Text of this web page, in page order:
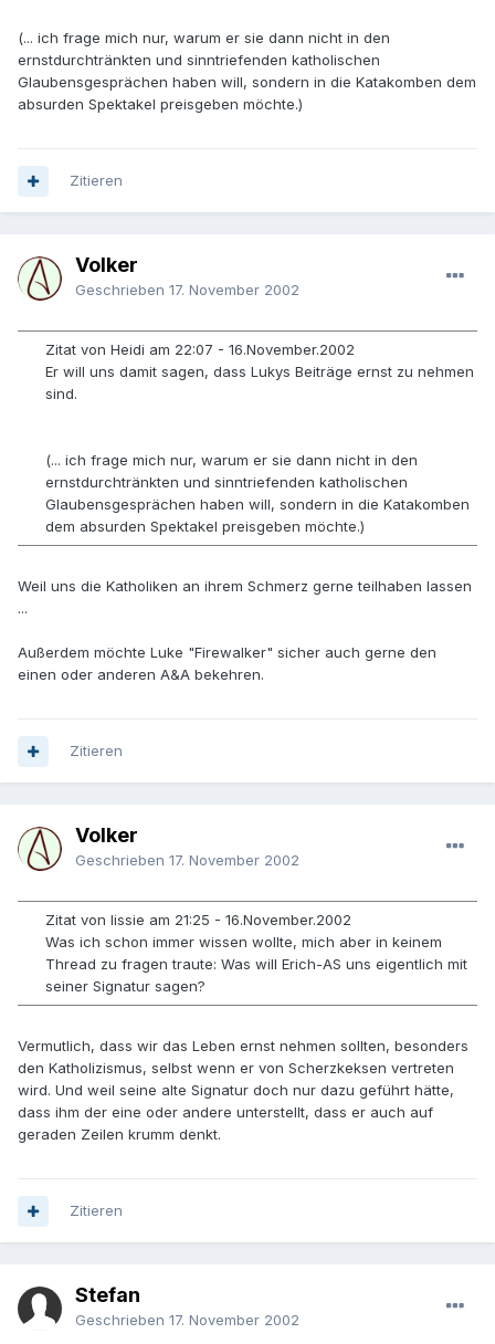
(... ich frage mich nur, warum er sie dann nicht in den
ernstdurchtränkten und sinntriefenden katholischen
Glaubensgesprächen haben will, sondern in die Katakomben dem
absurden Spektakel preisgeben möchte.)
Zitieren
Volker
Geschrieben 17. November 2002
Zitat von Heidi am 22:07 - 16.November.2002
Er will uns damit sagen, dass Lukys Beiträge ernst zu nehmen
sind.
(... ich frage mich nur, warum er sie dann nicht in den
ernstdurchtränkten und sinntriefenden katholischen
Glaubensgesprächen haben will, sondern in die Katakomben
dem absurden Spektakel preisgeben möchte.)
Weil uns die Katholiken an ihrem Schmerz gerne teilhaben lassen
...
Außerdem möchte Luke "Firewalker" sicher auch gerne den
einen oder anderen A&A bekehren.
Zitieren
Volker
Geschrieben 17. November 2002
Zitat von lissie am 21:25 - 16.November.2002
Was ich schon immer wissen wollte, mich aber in keinem
Thread zu fragen traute: Was will Erich-AS uns eigentlich mit
seiner Signatur sagen?
Vermutlich, dass wir das Leben ernst nehmen sollten, besonders
den Katholizismus, selbst wenn er von Scherzkeksen vertreten
wird. Und weil seine alte Signatur doch nur dazu geführt hätte,
dass ihm der eine oder andere unterstellt, dass er auch auf
geraden Zeilen krumm denkt.
Zitieren
Stefan
Geschrieben 17. November 2002